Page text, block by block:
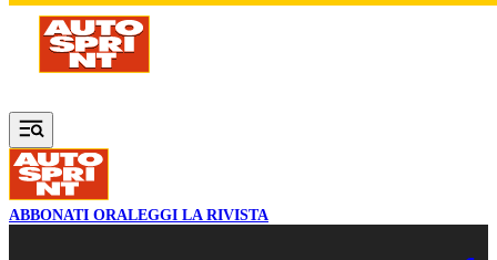
Vai al contenuto principale
ABBONATI ORALEGGI LA RIVISTA